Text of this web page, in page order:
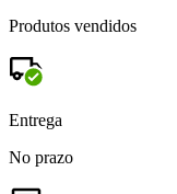
Produtos vendidos
Entrega
No prazo